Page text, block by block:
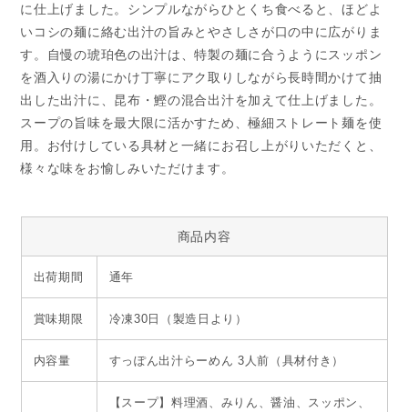
に仕上げました。シンプルながらひとくち食べると、ほどよ
いコシの麺に絡む出汁の旨みとやさしさが口の中に広がりま
す。自慢の琥珀色の出汁は、特製の麺に合うようにスッポン
を酒入りの湯にかけ丁寧にアク取りしながら長時間かけて抽
出した出汁に、昆布・鰹の混合出汁を加えて仕上げました。
スープの旨味を最大限に活かすため、極細ストレート麺を使
用。お付けしている具材と一緒にお召し上がりいただくと、
様々な味をお愉しみいただけます。
商品内容
出荷期間 通年
賞味期限 冷凍30日（製造日より）
内容量 すっぽん出汁らーめん 3人前（具材付き）
【スープ】料理酒、みりん、醤油、スッポン、